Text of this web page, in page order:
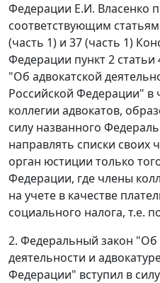
Федерации Е.И. Власенко
соответствующим статьям
(часть 1) и 37 (часть 1)
Федерации пункт 2 статьи
"Об адвокатской
Российской Федерации" в
коллегии адвокатов,
силу названного
направлять списки своих
орган юстиции только
Федерации, где члены
на учете в качестве
социального налога, т.е.
2. Федеральный закон "Об
деятельности и
Федерации" вступил в